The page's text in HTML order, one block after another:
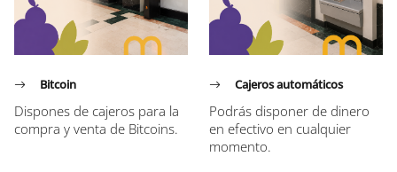
Bitcoin
Dispones de cajeros para la
compra y venta de Bitcoins.
Cajeros automáticos
Podrás disponer de dinero
en efectivo en cualquier
momento.